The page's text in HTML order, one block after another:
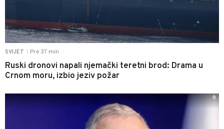
SVIJET Pre 37 min
Ruski dronovi napali njemački teretni brod: Drama u
Crnom moru, izbio jeziv požar
0